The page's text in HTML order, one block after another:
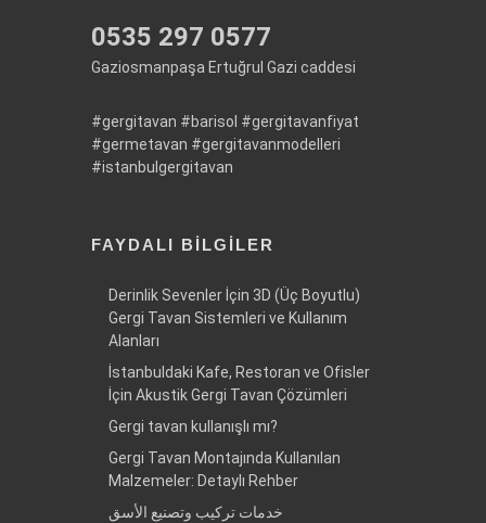
0535 297 0577
Gaziosmanpaşa Ertuğrul Gazi caddesi
#gergitavan #barisol #gergitavanfiyat
#germetavan #gergitavanmodelleri
#istanbulgergitavan
FAYDALI BILGILER
Derinlik Sevenler İçin 3D (Üç Boyutlu)
Gergi Tavan Sistemleri ve Kullanım
Alanları
İstanbuldaki Kafe, Restoran ve Ofisler
İçin Akustik Gergi Tavan Çözümleri
Gergi tavan kullanışlı mı?
Gergi Tavan Montajında Kullanılan
Malzemeler: Detaylı Rehber
خدمات تركيب وتصنيع الأسق